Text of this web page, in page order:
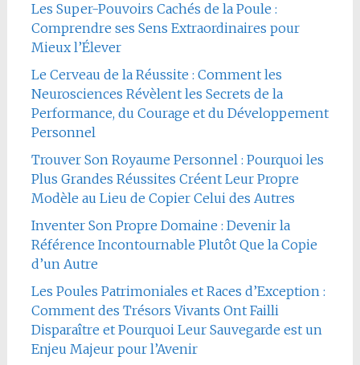
Les Super-Pouvoirs Cachés de la Poule :
Comprendre ses Sens Extraordinaires pour
Mieux l’Élever
Le Cerveau de la Réussite : Comment les
Neurosciences Révèlent les Secrets de la
Performance, du Courage et du Développement
Personnel
Trouver Son Royaume Personnel : Pourquoi les
Plus Grandes Réussites Créent Leur Propre
Modèle au Lieu de Copier Celui des Autres
Inventer Son Propre Domaine : Devenir la
Référence Incontournable Plutôt Que la Copie
d’un Autre
Les Poules Patrimoniales et Races d’Exception :
Comment des Trésors Vivants Ont Failli
Disparaître et Pourquoi Leur Sauvegarde est un
Enjeu Majeur pour l’Avenir